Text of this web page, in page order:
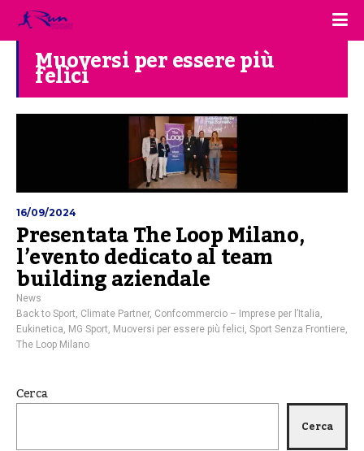
Muoversi per essere più
felici
16/09/2024
Presentata The Loop Milano,
l’evento dedicato al team
building aziendale
News
Back to Sport Climate Partner, Confcommercio – Imprese per l’Italia
Eukinetica MG Sport Muoversi per essere più felici Sport Senza Frontiere
The Loop Milano
Cerca
Cerca